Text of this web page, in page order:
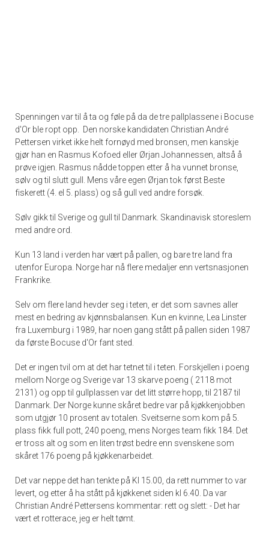
Spenningen var til å ta og føle på da de tre pallplassene i Bocuse
d'Or ble ropt opp. Den norske kandidaten Christian André
Pettersen virket ikke helt fornøyd med bronsen, men kanskje
gjør han en Rasmus Kofoed eller Ørjan Johannessen, altså å
prøve igjen. Rasmus nådde toppen etter å ha vunnet bronse,
sølv og til slutt gull. Mens våre egen Ørjan tok først Beste
fiskerett (4. el 5. plass) og så gull ved andre forsøk.
Sølv gikk til Sverige og gull til Danmark. Skandinavisk storeslem
med andre ord.
Kun 13 land i verden har vært på pallen, og bare tre land fra
utenfor Europa. Norge har nå flere medaljer enn vertsnasjonen
Frankrike.
Selv om flere land hevder seg i teten, er det som savnes aller
mest en bedring av kjønnsbalansen. Kun en kvinne, Lea Linster
fra Luxemburg i 1989, har noen gang stått på pallen siden 1987
da første Bocuse d'Or fant sted.
Det er ingen tvil om at det har tetnet til i teten. Forskjellen i poeng
mellom Norge og Sverige var 13 skarve poeng ( 2118 mot
2131) og opp til gullplassen var det litt større hopp, til 2187 til
Danmark. Der Norge kunne skåret bedre var på kjøkkenjobben
som utgjør 10 prosent av totalen. Sveitserne som kom på 5.
plass fikk full pott, 240 poeng, mens Norges team fikk 184. Det
er tross alt og som en liten trøst bedre enn svenskene som
skåret 176 poeng på kjøkkenarbeidet.
Det var neppe det han tenkte på Kl 15.00, da rett nummer to var
levert, og etter å ha stått på kjøkkenet siden kl 6.40. Da var
Christian André Pettersens kommentar: rett og slett: - Det har
vært et rotterace, jeg er helt tømt.